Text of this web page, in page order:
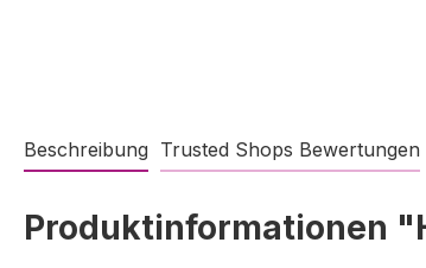
Beschreibung Trusted Shops Bewertungen
Produktinformationen